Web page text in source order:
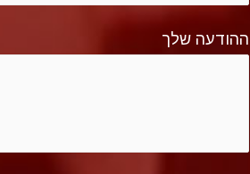
ההודעה שלך